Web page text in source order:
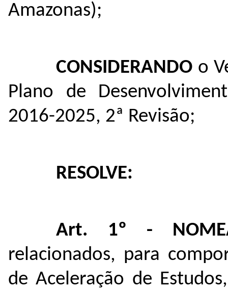
Amazonas);
CONSIDERANDO o
Plano de
2016-2025, 2ª Revisão;
RESOLVE:
Art. 1º -
relacionados, para
de Aceleração de